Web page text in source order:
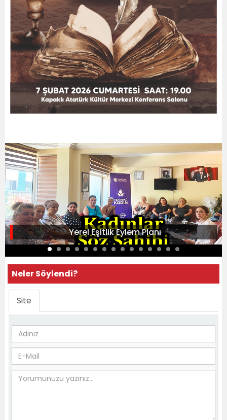
Yerel Eşitlik Eylem Planı
Neler Söylendi?
Site